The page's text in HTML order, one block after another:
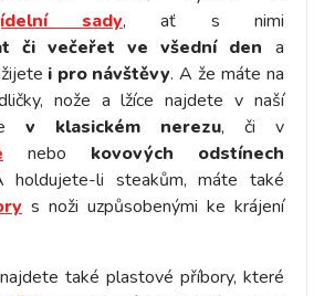
sady, ať s nimi
či večeřet ve všední den a
i pro návštěvy. A že máte na
nože a lžíce najdete v naší
v klasickém nerezu, či v
nebo kovových odstínech
holdujete-li steakům, máte také
s noži uzpůsobenými ke krájení
také plastové příbory, které